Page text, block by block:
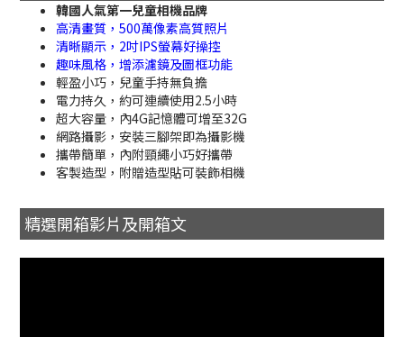
韓國人氣第一兒童相機品牌
高清畫質，500萬像素高質照片
清晰顯示，2吋IPS螢幕好操控
趣味風格，增添濾鏡及圖框功能
輕盈小巧，兒童手持無負擔
電力持久，約可連續使用2.5小時
超大容量，內4G記憶體可增至32G
網路攝影，安裝三腳架即為攝影機
攜帶簡單，內附頸繩小巧好攜帶
客製造型，附贈造型貼可裝飾相機
精選開箱影片及開箱文